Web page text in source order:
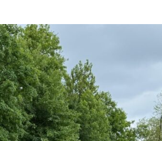
KLASSENÜBERSICHT
SMV
SCHÜLERFIRMA
SCHÜLERTEXTE
DOWNLOADS
JAHRESPLAN/
PARTNER